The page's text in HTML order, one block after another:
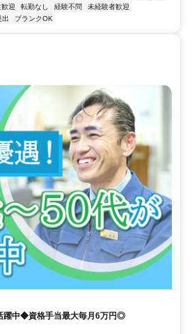
迎 転勤なし 経験不問
未経験者歓迎
出 ブランクOK
躍中◆資格手当最大毎月6万円◎